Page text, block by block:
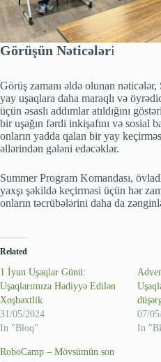
Görüşün Nəticələri
Görüş zamanı əldə olunan nəticələr,
yay uşaqlara daha maraqlı və
üçün əsaslı addımlar atıldığını
bir uşağın fərdi inkişafını və sosial
onların yadda qalan bir yay
əllərindən gələni edəcəklər.
Summer Program Komandası,
yaxşı şəkildə keçirməsi üçün hər
onların təcrübələrini daha da
Related
1 İyun Uşaqlar Günü:
Uşaqlarımıza Hədiyyə Edilən
Xoşbəxtlik
31/05/2024
In "Bloq"
07/
In
RoboCamp – Mövsümün son